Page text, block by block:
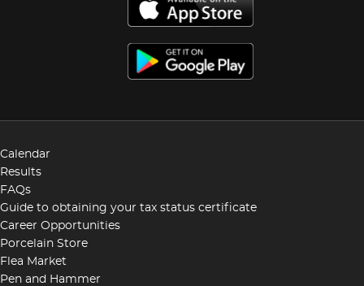
Calendar
Results
FAQs
Guide to obtaining your tax status certificate
Career Opportunities
Porcelain Store
Flea Market
Pen and Hammer